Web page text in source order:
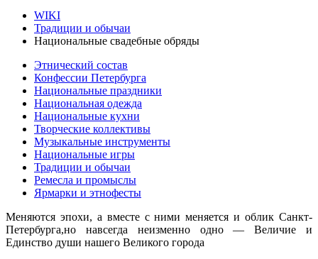
WIKI
Традиции и обычаи
Национальные свадебные обряды
Этнический состав
Конфессии Петербурга
Национальные праздники
Национальная одежда
Национальные кухни
Творческие коллективы
Музыкальные инструменты
Национальные игры
Традиции и обычаи
Ремесла и промыслы
Ярмарки и этнофесты
Меняются эпохи, а вместе с ними меняется и облик Санкт-
Петербурга,но навсегда неизменно одно — Величие и
Единство души нашего Великого города